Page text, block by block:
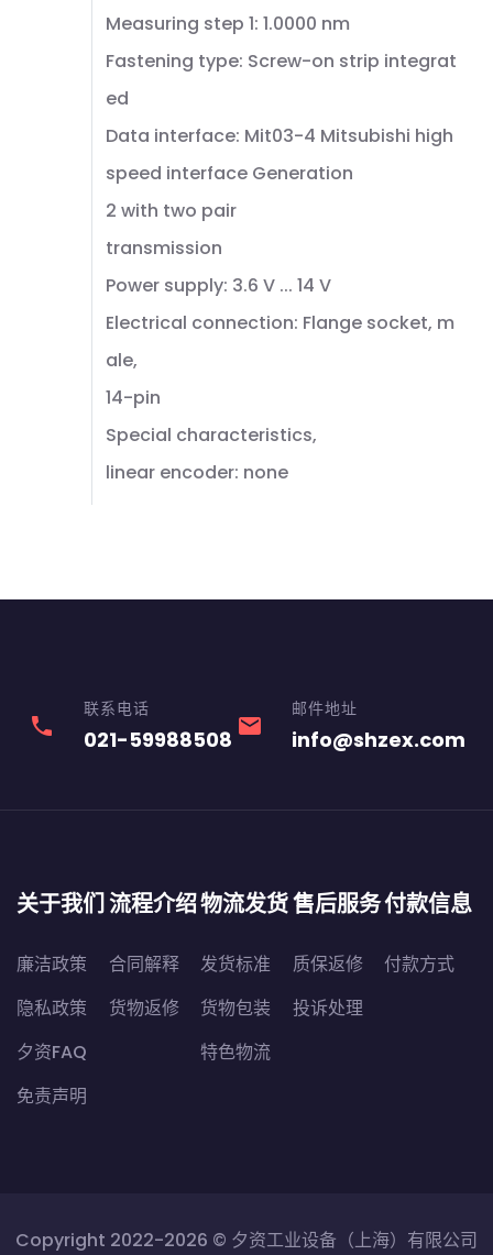
Measuring step 1: 1.0000 nm
Fastening type: Screw-on strip integrat
ed
Data interface: Mit03-4 Mitsubishi high
speed interface Generation
2 with two pair
transmission
Power supply: 3.6 V ... 14 V
Electrical connection: Flange socket, m
ale,
14-pin
Special characteristics,
linear encoder: none
phone
联系电话
021-59988508 email
邮件地址
info@shzex.com
关于我们
廉洁政策
隐私政策
夕资FAQ
免责声明
流程介绍
合同解释
货物返修
物流发货
发货标准
货物包装
特色物流
售后服务
质保返修
投诉处理
付款信息
付款方式
Copyright 2022-2026 © 夕资工业设备（上海）有限公司